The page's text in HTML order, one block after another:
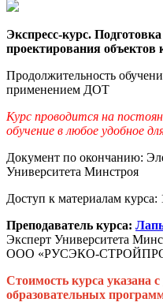
Экспресс-курс.
проектирования объектов
Продолжительность
применением ДОТ
Курс проводится на
обучение в любое удобное
Документ по окончанию:
Университета Минстроя
Доступ к материалам курса:
Преподаватель курса:
Эксперт Университета
ООО «РУСЭКО-
Стоимость курса указана
образовательных